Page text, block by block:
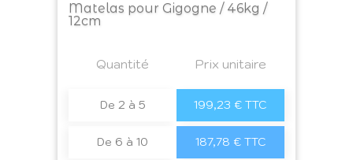
Matelas pour Gigogne / 46kg /
12cm
Quantité Prix unitaire
De 2 à 5 199,23 € TTC
De 6 à 10 187,78 € TTC